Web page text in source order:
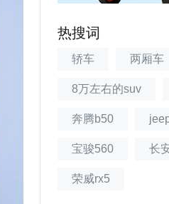
热搜词
轿车 两厢车
8万左右的suv
奔腾b50
宝骏560 长
荣威rx5